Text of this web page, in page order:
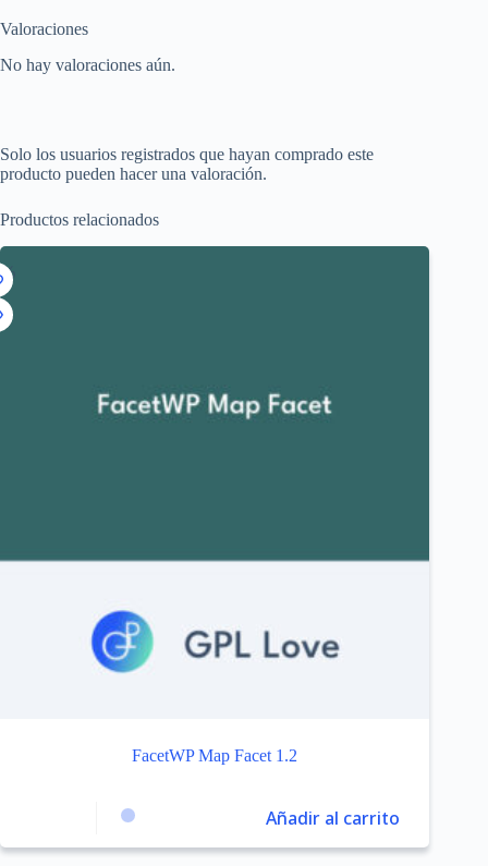
Valoraciones
No hay valoraciones aún.
Solo los usuarios registrados que hayan comprado este
producto pueden hacer una valoración.
Productos relacionados
FacetWP Map Facet 1.2
Añadir al carrito